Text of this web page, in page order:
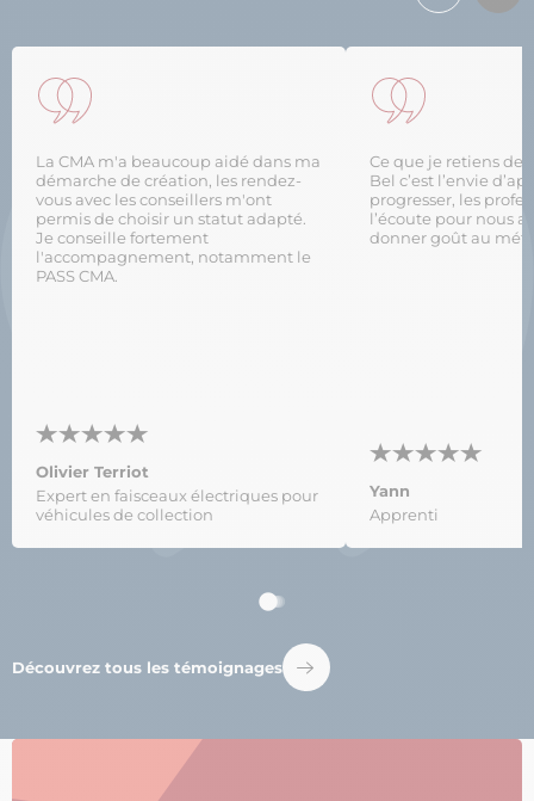
La CMA m'a beaucoup aidé dans ma
démarche de création, les rendez-
vous avec les conseillers m'ont
permis de choisir un statut adapté.
Je conseille fortement
l'accompagnement, notamment le
PASS CMA.
Olivier Terriot
Expert en faisceaux électriques pour
véhicules de collection
Ce que je retiens de
Bel c’est l’envie
progresser, les
l’écoute pour nous
donner goût au
Yann
Apprenti
Découvrez tous les témoignages